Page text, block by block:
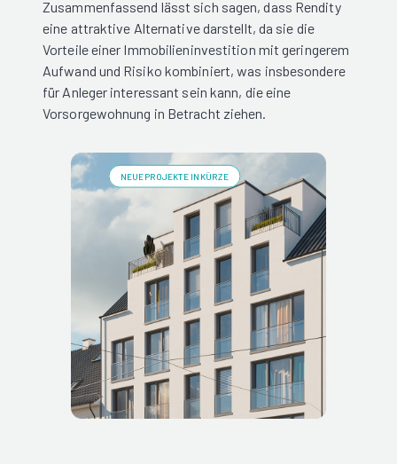
Zusammenfassend lässt sich sagen, dass Rendity
eine attraktive Alternative darstellt, da sie die
Vorteile einer Immobilieninvestition mit geringerem
Aufwand und Risiko kombiniert, was insbesondere
für Anleger interessant sein kann, die eine
Vorsorgewohnung in Betracht ziehen.
NEUE PROJEKTE IN KÜRZE